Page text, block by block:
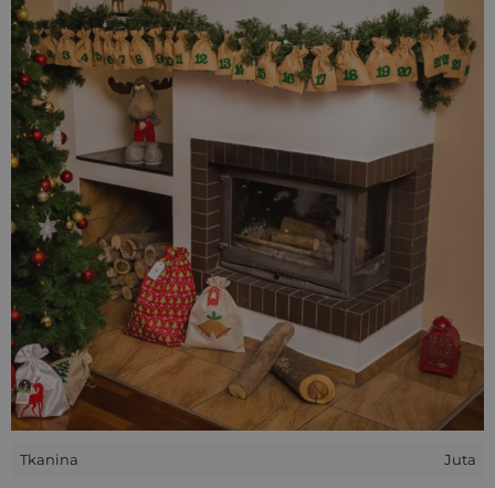
- Zielone numerki z filcu samoprzylepnego (od 1 do 24)
- Sznurek jutowy
- Klamerki w kolorze naturalnym
- Worek z organzy do zapakowania zestawu.
Woreczki jutowe w kolorze brązowym jasnym
połączeniu z naklejkami zzielonego filcutworzą subtelną
dekorację świąteczną w stylu rustykalnym. Stonowana,
świąteczna kolorystyka sprawia, że ten zestaw pasuje do
niemal każdego wnętrza.
Wchodzące w skład zestawu pakownemateriałowe
woreczki o wymiarach 13 x 18 cmpomieszczą różnorodne
słodycze lub drobne prezenciki.
Kalendarz adwentowy
jutowych woreczkówuatrakcyjni odliczanie dni do Świąt!
Wszystkie nasze woreczki wykonywane są ręcznie. Ułożenie
ozdobnej aplikacji/nadruku na konkretnych przedmiotach
może nieznacznie różnić się od pokazanego na zdjęciach.
Tkanina
Juta